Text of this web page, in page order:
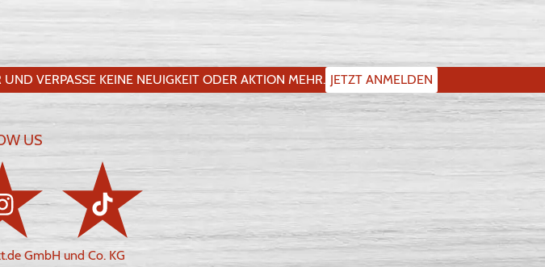
VERPASSE KEINE NEUIGKEIT ODER AKTION MEHR. JETZT ANMELDEN
US
GmbH und Co. KG